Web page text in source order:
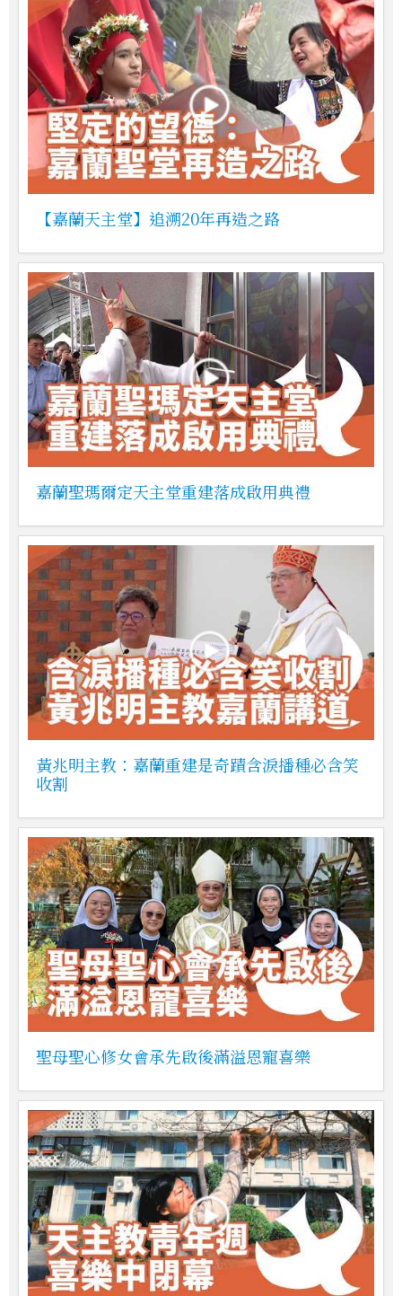
【嘉蘭天主堂】追溯20年再造之路
嘉蘭聖瑪爾定天主堂重建落成啟用典禮
黃兆明主教：嘉蘭重建是奇蹟含淚播種必含笑
收割
聖母聖心修女會承先啟後滿溢恩寵喜樂